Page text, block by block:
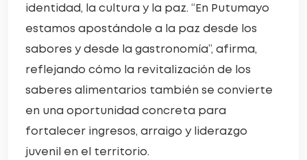
identidad, la cultura y la paz. “En Putumayo
estamos apostándole a la paz desde los
sabores y desde la gastronomía”, afirma,
reflejando cómo la revitalización de los
saberes alimentarios también se convierte
en una oportunidad concreta para
fortalecer ingresos, arraigo y liderazgo
juvenil en el territorio.